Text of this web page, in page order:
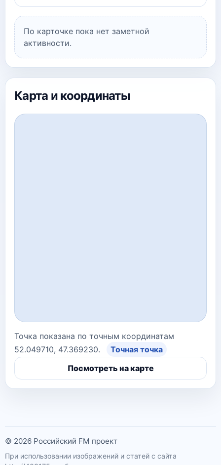
По карточке пока нет заметной
активности.
Карта и координаты
Точка показана по точным координатам
52.049710, 47.369230.
Точная точка
Посмотреть на карте
© 2026 Российский FM проект
При использовании изображений и статей с сайта